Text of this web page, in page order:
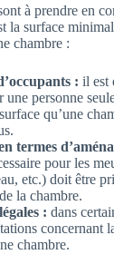
à prendre en
la surface
chambre :
: il est
une personne
qu’une
termes
pour les
etc.) doit être
la chambre.
: dans
concernant
chambre.